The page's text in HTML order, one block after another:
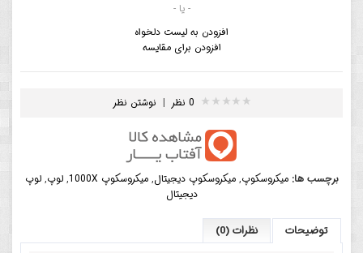
- یا -
افزودن به لیست دلخواه
افزودن برای مقایسه
0 نظر | نوشتن نظر
برچسب ها: میکروسکوپ,میکروسکوپ دیجیتال,میکروسکوپ 1000X ,لوپ,لوپ
دیجیتال
توضیحات نظرات (0)